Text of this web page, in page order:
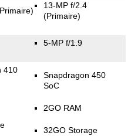
13-MP f/2.4
(Primaire)
5-MP f/1.9
410
Snapdragon 450
SoC
2GO RAM
32GO Storage